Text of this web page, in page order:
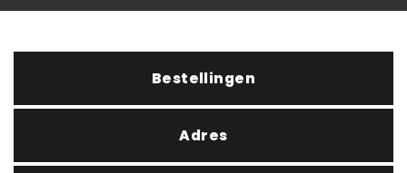
Bestellingen
Adres